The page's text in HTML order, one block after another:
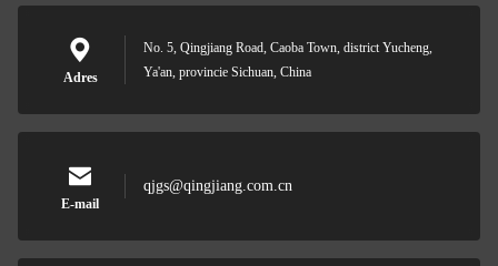
Adres
No. 5, Qingjiang Road, Caoba Town, district Yucheng,
Ya'an, provincie Sichuan, China
E-mail
qjgs@qingjiang.com.cn